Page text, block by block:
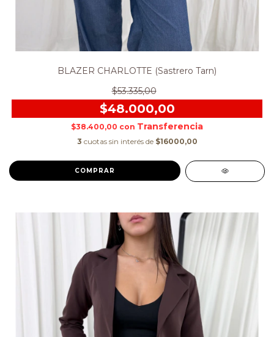
BLAZER CHARLOTTE (Sastrero Tarn)
$53.335,00
$48.000,00
$38.400,00 con
3 cuotas sin interés de $16000,00
COMPRAR